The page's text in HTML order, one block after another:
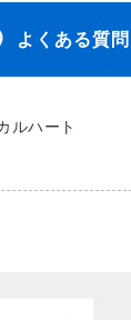
よくある質問
ルハート